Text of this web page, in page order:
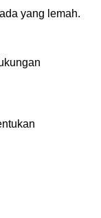
yang lemah.